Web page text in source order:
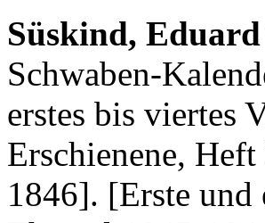
Süskind,
Schwaben-
erstes bis viertes
Erschienene,
1846]. [Erste